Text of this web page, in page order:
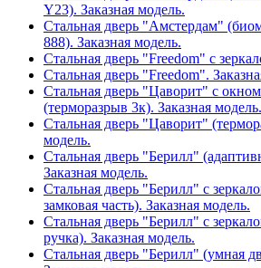
Y23). Заказная модель.
Стальная дверь "Амстердам"
888). Заказная модель.
Стальная дверь "Freedom" с
Стальная дверь "Freedom".
Стальная дверь "Цаворит" с
(терморазрыв 3к). Заказная модель.
Стальная дверь "Цаворит"
модель.
Стальная дверь "Берилл"
Заказная модель.
Стальная дверь "Берилл" с
замковая часть). Заказная модель.
Стальная дверь "Берилл" с
ручка). Заказная модель.
Стальная дверь "Берилл" (умная